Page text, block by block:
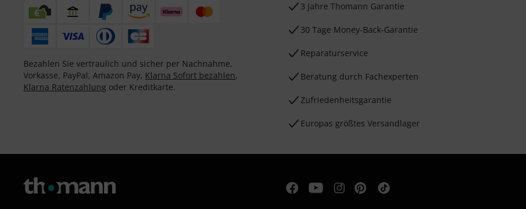
Bezahlen Sie vertraulich und sicher per Nachnahme,
Vorkasse, PayPal, Amazon Pay, Klarna Sofort bezahlen,
Klarna Ratenzahlung oder Kreditkarte.
3 Jahre Thomann Garantie
30 Tage Money-Back-Garantie
Reparaturservice
Beratung durch Fachexperten
Zufriedenheitsgarantie
Europas größtes Versandlager